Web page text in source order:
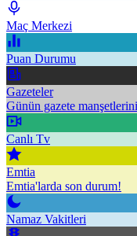
Maç Merkezi
Puan Durumu
Gazeteler
Günün gazete
Canlı Tv
Emtia
Emtia'larda son durum!
Namaz Vakitleri